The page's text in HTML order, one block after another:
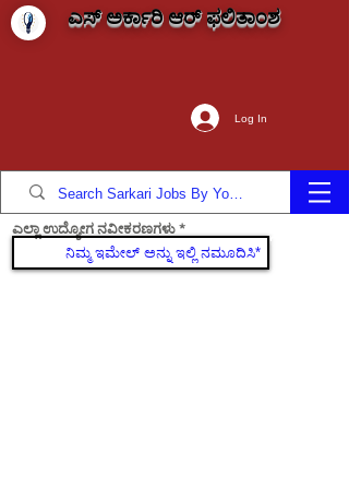
ಎಸ್ ಅರ್ಕಾರಿ ಆರ್ ಫಲಿತಾಂಶ
Log In
ಎಲ್ಲಾ ಉದ್ಯೋಗ ನವೀಕರಣಗಳು ಸೇರಿಕೊಳ್ಳಿ